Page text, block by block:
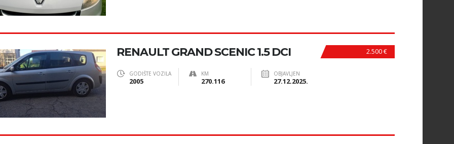
2.500 €
RENAULT GRAND SCENIC 1.5 DCI
GODIŠTE VOZILA
2005
KM
270.116
OBJAVLJEN
27.12.2025.